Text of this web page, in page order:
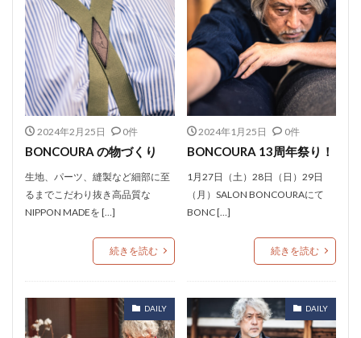
2024年2月25日 0件
BONCOURA の物づくり
生地、パーツ、縫製など細部に至
るまでこだわり抜き高品質な
NIPPON MADEを […]
続きを読む
2024年1月25日 0件
BONCOURA 13周年祭り！
1月27日（土）28日（日）29日
（月）SALON BONCOURAにて
BONC […]
続きを読む
DAILY DAILY